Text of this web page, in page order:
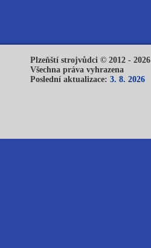
Plzeňští strojvůdci © 2012 - 2026
Všechna práva vyhrazena
Poslední aktualizace: 3. 8. 2026